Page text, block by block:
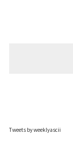
Tweets by weeklyascii